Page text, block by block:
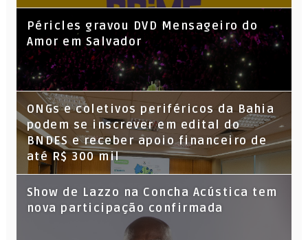
Péricles gravou DVD Mensageiro do
Amor em Salvador
ONGs e coletivos periféricos da Bahia
podem se inscrever em edital do
BNDES e receber apoio financeiro de
até R$ 300 mil
Show de Lazzo na Concha Acústica tem
nova participação confirmada